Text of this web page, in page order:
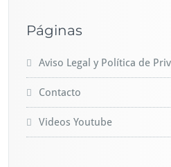
Páginas
Aviso Legal y Política de
Contacto
Videos Youtube